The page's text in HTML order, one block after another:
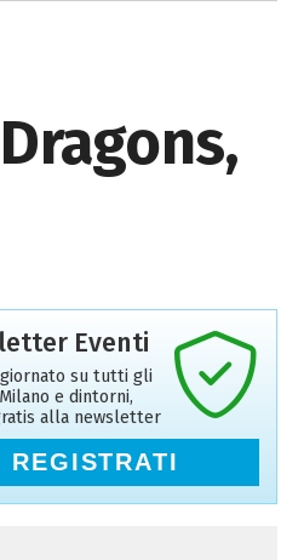
Eventi
su tutti gli
e dintorni,
alla newsletter
REGISTRATI